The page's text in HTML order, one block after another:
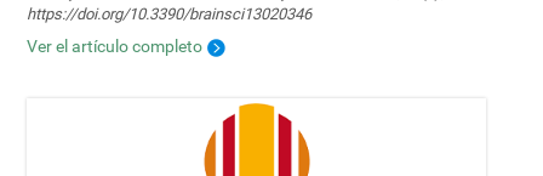
https://doi.org/10.3390/brainsci13020346
Ver el artículo completo